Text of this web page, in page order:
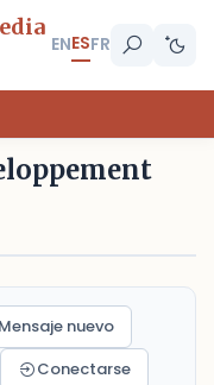
ENESFR
Mensaje nuevo
Conectarse